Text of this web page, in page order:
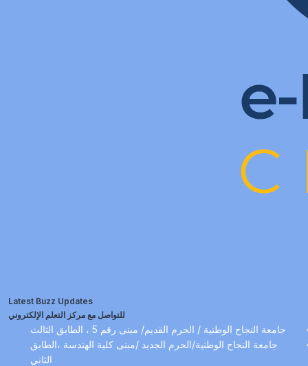
Latest Buzz Updates
للتواصل مع مركز التعلم الإلكتروني
جامعة النجاح الوطنية / الحرم القديم/ مبنى رقم 5 ، الطابق الثالث
جامعة النجاح الوطنية/الحرم الجديد /مبنى كلية الهندسة ،الطابق
الثاني